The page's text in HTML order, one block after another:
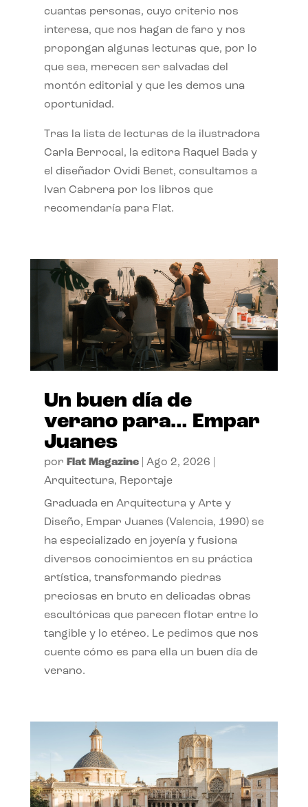
cuantas personas, cuyo criterio nos
interesa, que nos hagan de faro y nos
propongan algunas lecturas que, por lo
que sea, merecen ser salvadas del
montón editorial y que les demos una
oportunidad.
Tras la lista de lecturas de la ilustradora
Carla Berrocal, la editora Raquel Bada y
el diseñador Ovidi Benet, consultamos a
Ivan Cabrera por los libros que
recomendaría para Flat.
Un buen día de
verano para… Empar
Juanes
por Flat Magazine| Ago 2, 2026
Arquitectura, Reportaje
Graduada en Arquitectura y Arte y
Diseño, Empar Juanes (Valencia, 1990) se
ha especializado en joyería y fusiona
diversos conocimientos en su práctica
artística, transformando piedras
preciosas en bruto en delicadas obras
escultóricas que parecen flotar entre lo
tangible y lo etéreo. Le pedimos que nos
cuente cómo es para ella un buen día de
verano.